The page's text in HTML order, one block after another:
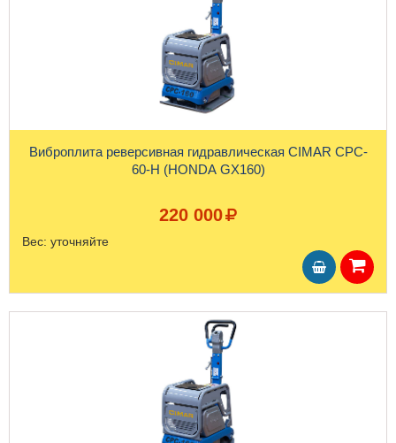
Виброплита реверсивная гидравлическая CIMAR CPC-
60-H (HONDA GX160)
220 000
Вес: уточняйте